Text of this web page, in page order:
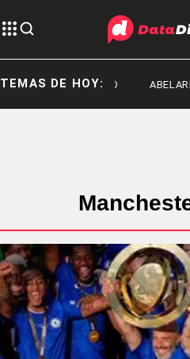
TEMAS DE HOY:
MACHADO ABELARDO DE